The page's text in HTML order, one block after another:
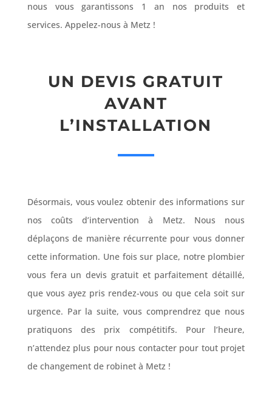
nous vous garantissons 1 an nos produits et
services. Appelez-nous à Metz !
UN DEVIS GRATUIT
AVANT
L’INSTALLATION
Désormais, vous voulez obtenir des informations sur
nos coûts d’intervention à Metz. Nous nous
déplaçons de manière récurrente pour vous donner
cette information. Une fois sur place, notre plombier
vous fera un devis gratuit et parfaitement détaillé,
que vous ayez pris rendez-vous ou que cela soit sur
urgence. Par la suite, vous comprendrez que nous
pratiquons des prix compétitifs. Pour l’heure,
n’attendez plus pour nous contacter pour tout projet
de changement de robinet à Metz !